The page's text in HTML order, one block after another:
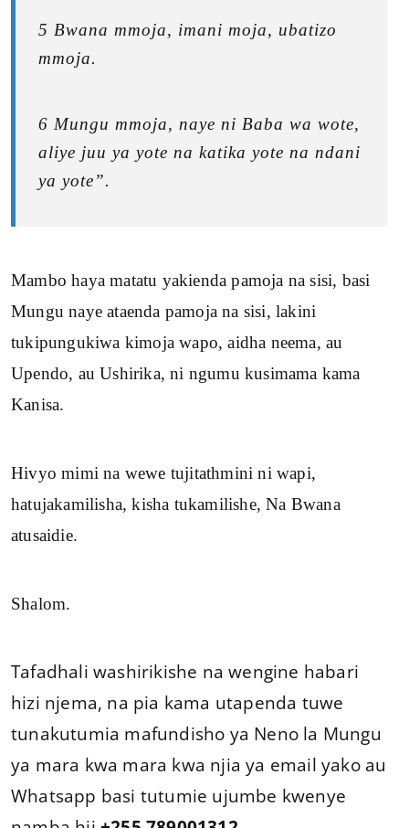
5 Bwana mmoja, imani moja, ubatizo
mmoja.
6 Mungu mmoja, naye ni Baba wa wote,
aliye juu ya yote na katika yote na ndani
ya yote”.
Mambo haya matatu yakienda pamoja na sisi, basi
Mungu naye ataenda pamoja na sisi, lakini
tukipungukiwa kimoja wapo, aidha neema, au
Upendo, au Ushirika, ni ngumu kusimama kama
Kanisa.
Hivyo mimi na wewe tujitathmini ni wapi,
hatujakamilisha, kisha tukamilishe, Na Bwana
atusaidie.
Shalom.
Tafadhali washirikishe na wengine habari
hizi njema, na pia kama utapenda tuwe
tunakutumia mafundisho ya Neno la Mungu
ya mara kwa mara kwa njia ya email yako
au Whatsapp basi tutumie ujumbe kwenye